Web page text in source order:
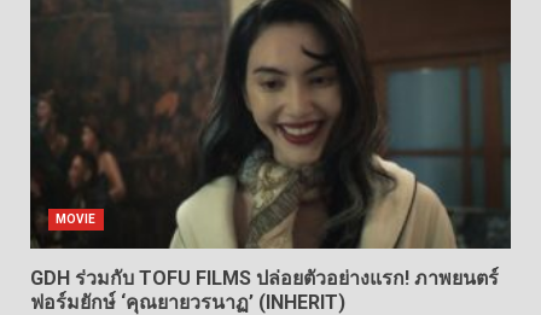
MOVIE
GDH ร่วมกับ TOFU FILMS ปล่อยตัวอย่างแรก! ภาพยนตร์
ฟอร์มยักษ์ ‘คุณยายวรนาฏ’ (INHERIT)